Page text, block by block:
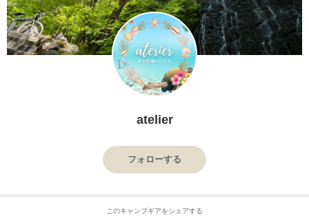
atelier
フォローする
このキャンプギアをシェアする